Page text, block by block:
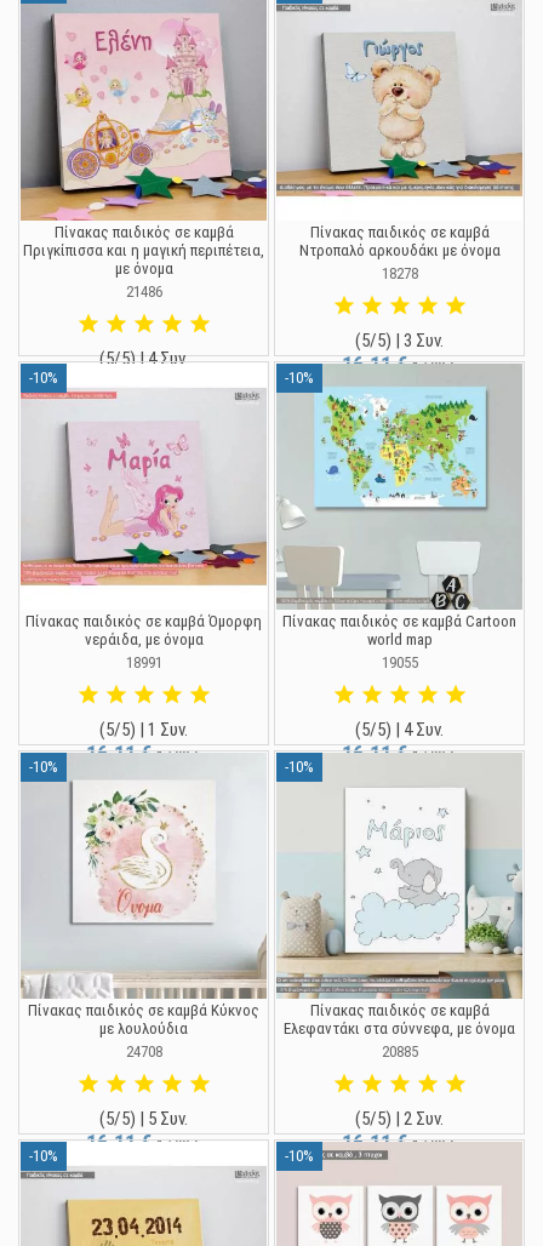
Πίνακας παιδικός σε καμβά
Πριγκίπισσα και η μαγική περιπέτεια,
με όνομα
21486
(5/5) | 4 Συν.
16,11 €17,90 €
Πίνακας παιδικός σε καμβά
Ντροπαλό αρκουδάκι με όνομα
18278
(5/5) | 3 Συν.
16,11 €17,90 €
-10%
Πίνακας παιδικός σε καμβά Όμορφη
νεράιδα, με όνομα
18991
(5/5) | 1 Συν.
16,11 €17,90 €
-10%
Πίνακας παιδικός σε καμβά Cartoon
world map
19055
(5/5) | 4 Συν.
16,11 €17,90 €
-10%
Πίνακας παιδικός σε καμβά Κύκνος
με λουλούδια
24708
(5/5) | 5 Συν.
16,11 €17,90 €
-10%
Πίνακας παιδικός σε καμβά
Ελεφαντάκι στα σύννεφα, με όνομα
20885
(5/5) | 2 Συν.
16,11 €17,90 €
-10% -10%